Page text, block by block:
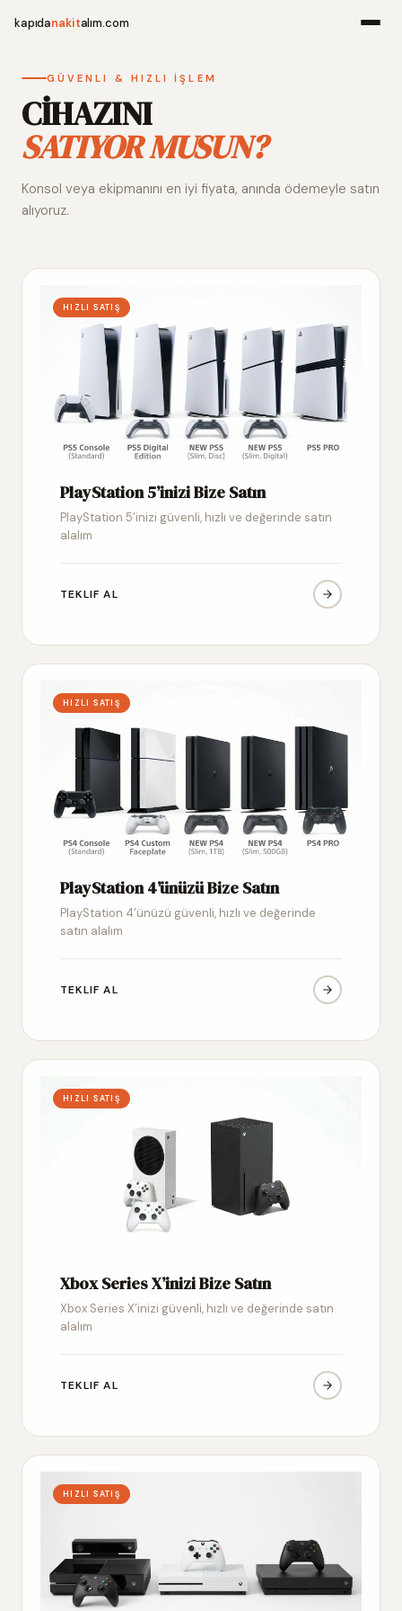
kapıdanakitalım.com
Alım
GÜVENLI & HIZLI İŞLEM
CİHAZINI
SATIYOR MUSUN?
Konsol veya ekipmanını en iyi fiyata, anında ödemeyle satın
alıyoruz.
HIZLI SATIŞ
PlayStation 5’inizi Bize Satın
PlayStation 5’inizi güvenli, hızlı ve değerinde satın
alalım
TEKLIF AL
HIZLI SATIŞ
PlayStation 4’ünüzü Bize Satın
PlayStation 4’ünüzü güvenli, hızlı ve değerinde
satın alalım
TEKLIF AL
HIZLI SATIŞ
Xbox Series X’inizi Bize Satın
Xbox Series X’inizi güvenli, hızlı ve değerinde satın
alalım
TEKLIF AL
HIZLI SATIŞ